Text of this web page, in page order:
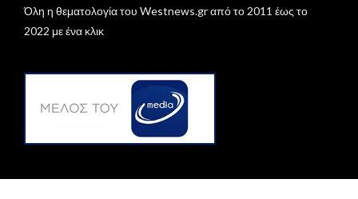
Όλη η θεματολογία του Westnews.gr από το 2011 έως το
2022 με ένα κλικ